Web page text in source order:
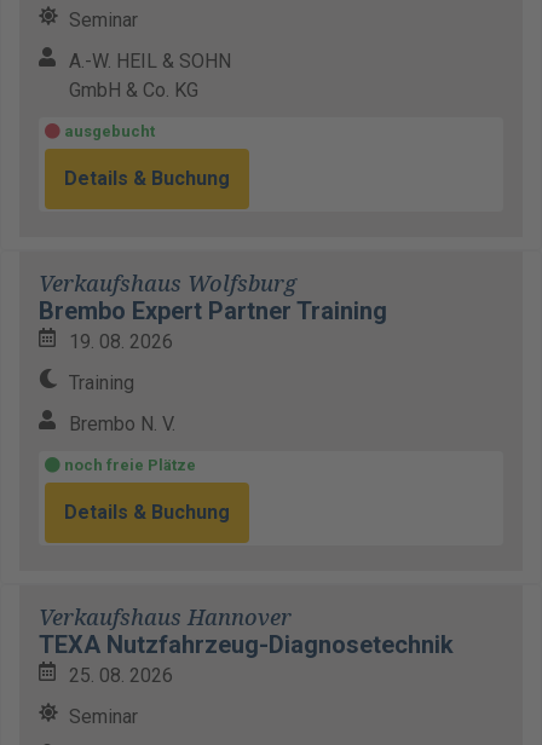
Seminar
A.-W. HEIL & SOHN
GmbH & Co. KG
ausgebucht
Details & Buchung
Verkaufshaus Wolfsburg
Brembo Expert Partner Training
19. 08. 2026
Training
Brembo N. V.
noch freie Plätze
Details & Buchung
Verkaufshaus Hannover
TEXA Nutzfahrzeug-Diagnosetechnik
25. 08. 2026
Seminar